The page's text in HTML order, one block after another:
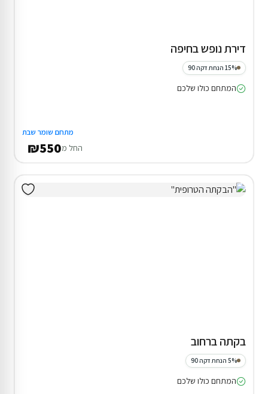
דירת נופש בחיפה
15% הנחת דקה 90
המתחם כולו שלכם
מתחם שומר שבת
החל מ₪550
בקתה ברחוב
5% הנחת דקה 90
המתחם כולו שלכם